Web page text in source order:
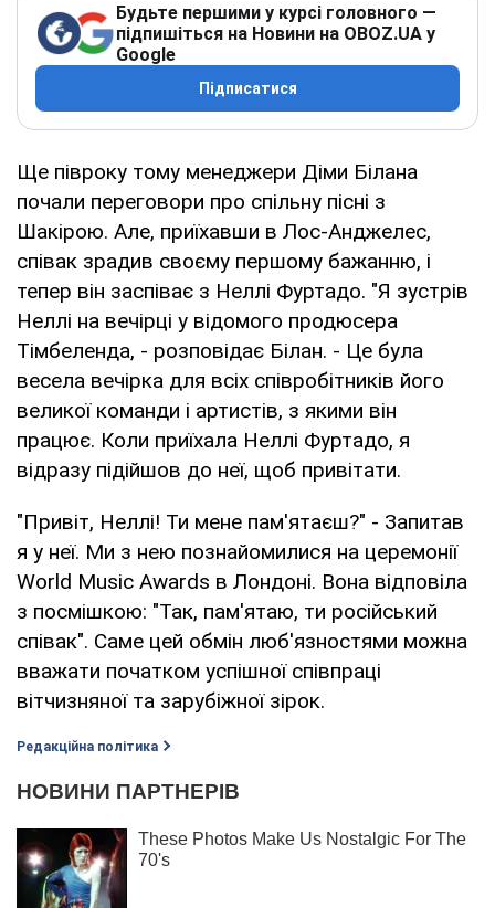
Будьте першими у курсі головного —
підпишіться на Новини на OBOZ.UA у
Google
Підписатися
Ще півроку тому менеджери Діми Білана
почали переговори про спільну пісні з
Шакірою. Але, приїхавши в Лос-Анджелес,
співак зрадив своєму першому бажанню, і
тепер він заспіває з Неллі Фуртадо. "Я зустрів
Неллі на вечірці у відомого продюсера
Тімбеленда, - розповідає Білан. - Це була
весела вечірка для всіх співробітників його
великої команди і артистів, з якими він
працює. Коли приїхала Неллі Фуртадо, я
відразу підійшов до неї, щоб привітати.
"Привіт, Неллі! Ти мене пам'ятаєш?" - Запитав
я у неї. Ми з нею познайомилися на церемонії
World Music Awards в Лондоні. Вона відповіла
з посмішкою: "Так, пам'ятаю, ти російський
співак". Саме цей обмін люб'язностями можна
вважати початком успішної співпраці
вітчизняної та зарубіжної зірок.
Редакційна політика